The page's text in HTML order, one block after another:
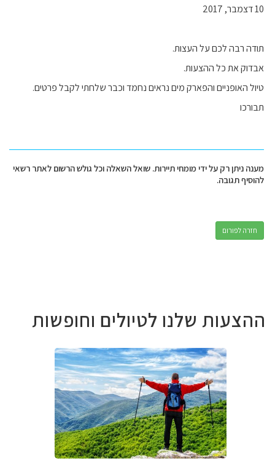
10 דצמבר, 2017
תודה רבה לכם על העצות.
אבדוק את כל ההצעות.
טיול האופניים והפארק מים נראים נחמד וכבר שלחתי לקבל פרטים.
תבורכו
מענה ניתן רק על ידי מומחי תיירות. שואל השאלה וכל גולש הרשום לאתר רשאי
להוסיף תגובה.
חזרה לפורום
ההצעות שלנו לטיולים וחופשות